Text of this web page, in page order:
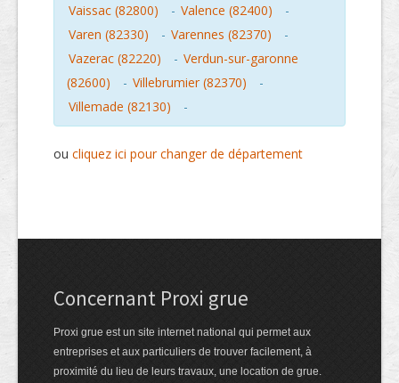
Vaissac (82800)
- Valence (82400)
-
Varen (82330)
- Varennes (82370)
-
Vazerac (82220)
- Verdun-sur-garonne
(82600)
- Villebrumier (82370)
-
Villemade (82130)
-
ou cliquez ici pour changer de département
Concernant Proxi grue
Proxi grue est un site internet national qui permet aux
entreprises et aux particuliers de trouver facilement, à
proximité du lieu de leurs travaux, une location de grue.